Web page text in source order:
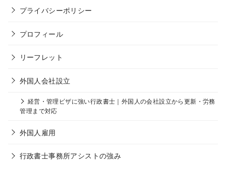
プライバシーポリシー
プロフィール
リーフレット
外国人会社設立
経営・管理ビザに強い行政書士｜外国人の会社設立から更新・労務
管理まで対応
外国人雇用
行政書士事務所アシストの強み